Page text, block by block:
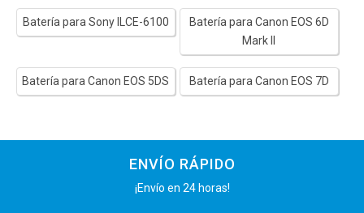
Batería para Sony ILCE-6100
Batería para Canon EOS 6D
Mark II
Batería para Canon EOS 5DS Batería para Canon EOS 7D
ENVÍO RÁPIDO
¡Envío en 24 horas!